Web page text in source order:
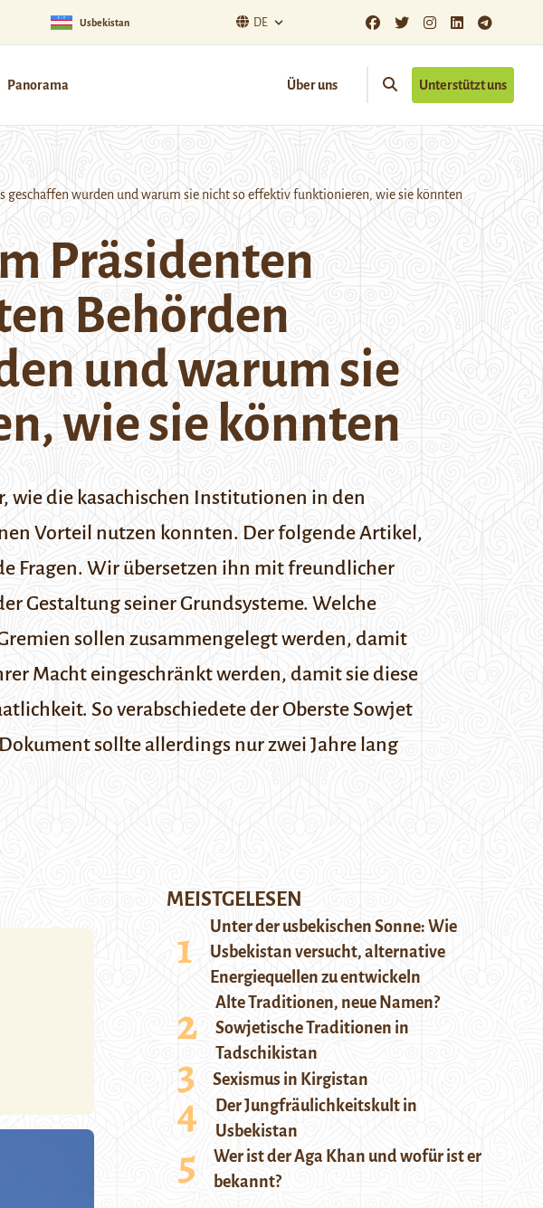
Usbekistan DE
Panorama Über uns Unterstützt uns
wurden und warum sie nicht so effektiv funktionieren, wie sie könnten
Präsidenten
Behörden
und warum sie
wie sie könnten
wie die kasachischen Institutionen in den
Vorteil nutzen konnten. Der folgende Artikel,
Fragen. Wir übersetzen ihn mit freundlicher
Gestaltung seiner Grundsysteme. Welche
sollen zusammengelegt werden, damit
Macht eingeschränkt werden, damit sie diese
So verabschiedete der Oberste Sowjet
sollte allerdings nur zwei Jahre lang
MEISTGELESEN
Unter der usbekischen Sonne: Wie
Usbekistan versucht, alternative
Energiequellen zu entwickeln
Alte Traditionen, neue Namen?
Sowjetische Traditionen in
Tadschikistan
Sexismus in Kirgistan
Der Jungfräulichkeitskult in
Usbekistan
Wer ist der Aga Khan und wofür ist er
bekannt?